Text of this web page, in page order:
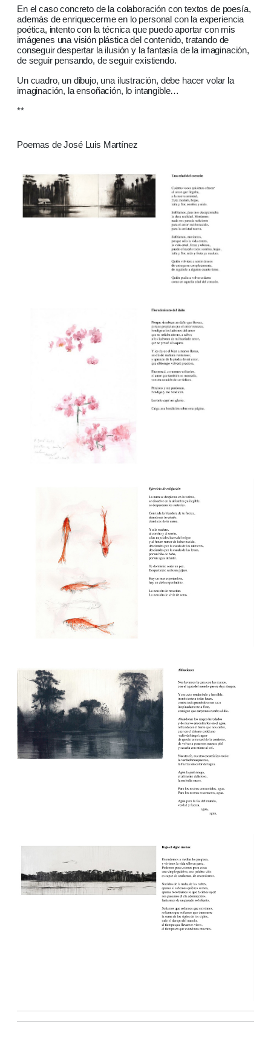
En el caso concreto de la colaboración con textos de poesía,
además de enriquecerme en lo personal con la experiencia
poética, intento con la técnica que puedo aportar con mis
imágenes una visión plástica del contenido, tratando de
conseguir despertar la ilusión y la fantasía de la imaginación,
de seguir pensando, de seguir existiendo.
Un cuadro, un dibujo, una ilustración, debe hacer volar la
imaginación, la ensoñación, lo intangible…
**
Poemas de José Luis Martínez